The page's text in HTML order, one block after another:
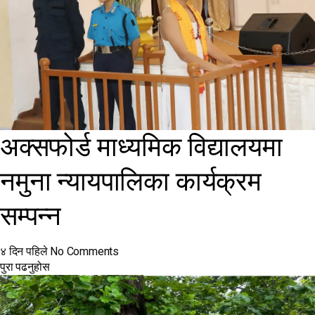
अक्सफोर्ड माध्यमिक विद्यालयमा
नमुना न्यायपालिका कार्यक्रम
सम्पन्न
४ दिन पहिले No Comments
पुरा पढनुहोस